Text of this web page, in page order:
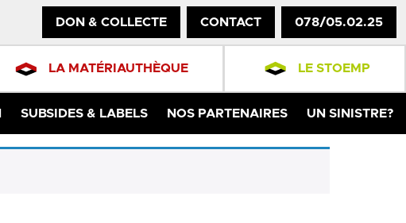
DON & COLLECTE CONTACT 078/05.02.25
LA MATÉRIAUTHÈQUE LE STOEMP
SUBSIDES & LABELS NOS PARTENAIRES UN SINISTRE?